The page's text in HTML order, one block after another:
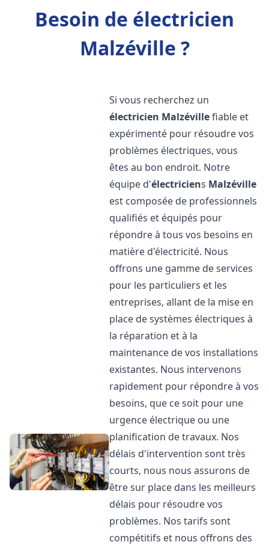
Besoin de électricien
Malzéville ?
Si vous recherchez un
électricien Malzévillefiable et
expérimenté pour résoudre vos
problèmes électriques, vous
êtes au bon endroit. Notre
équipe d'électriciens Malzéville
est composée de professionnels
qualifiés et équipés pour
répondre à tous vos besoins en
matière d'électricité. Nous
offrons une gamme de services
pour les particuliers et les
entreprises, allant de la mise en
place de systèmes électriques à
la réparation et à la
maintenance de vos installations
existantes. Nous intervenons
rapidement pour répondre à vos
besoins, que ce soit pour une
urgence électrique ou une
planification de travaux. Nos
délais d'intervention sont très
courts, nous nous assurons de
être sur place dans les meilleurs
délais pour résoudre vos
problèmes. Nos tarifs sont
compétitifs et nous offrons des